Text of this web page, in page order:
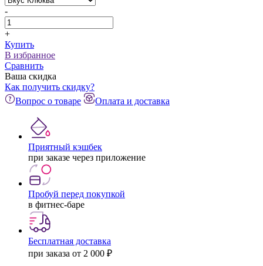
-
+
Купить
В избранное
Сравнить
Ваша скидка
Как получить скидку?
Вопрос о товаре
Оплата и доставка
Приятный кэшбек
при заказе через приложение
Пробуй перед покупкой
в фитнес-баре
Бесплатная доставка
при заказа от 2 000 ₽